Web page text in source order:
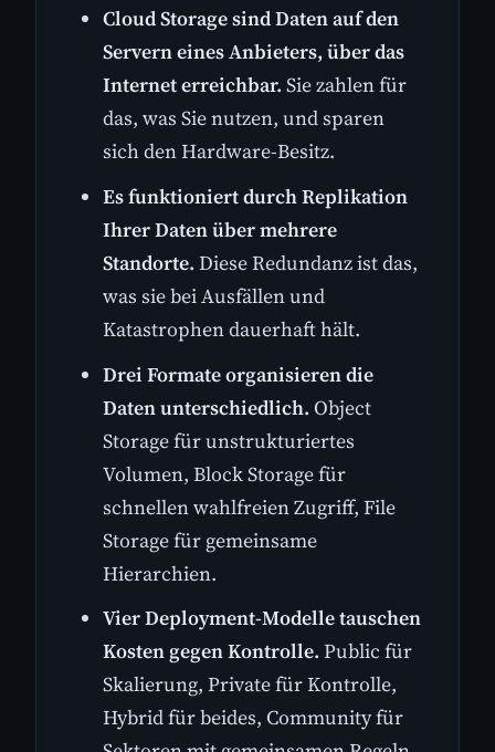
Cloud Storage sind Daten auf den
Servern eines Anbieters, über das
Internet erreichbar. Sie zahlen für
das, was Sie nutzen, und sparen
sich den Hardware-Besitz.
Es funktioniert durch Replikation
Ihrer Daten über mehrere
Standorte. Diese Redundanz ist das,
was sie bei Ausfällen und
Katastrophen dauerhaft hält.
Drei Formate organisieren die
Daten unterschiedlich. Object
Storage für unstrukturiertes
Volumen, Block Storage für
schnellen wahlfreien Zugriff, File
Storage für gemeinsame
Hierarchien.
Vier Deployment-Modelle tauschen
Kosten gegen Kontrolle. Public für
Skalierung, Private für Kontrolle,
Hybrid für beides, Community für